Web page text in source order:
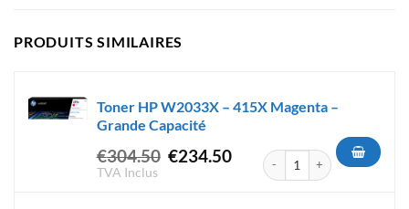
PRODUITS SIMILAIRES
Toner HP W2033X – 415X Magenta –
Grande Capacité
€304.50 Le
€234.50Le
TVA Inclus
quantité de Toner HP